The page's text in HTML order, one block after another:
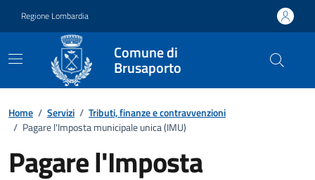
Regione Lombardia
Comune di
Brusaporto
Home / Servizi / Tributi, finanze e contravvenzioni
/ Pagare l'Imposta municipale unica (IMU)
Pagare l'Imposta